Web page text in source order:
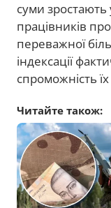
суми зростають
працівників
переважної
індексації
спроможність
Читайте також: